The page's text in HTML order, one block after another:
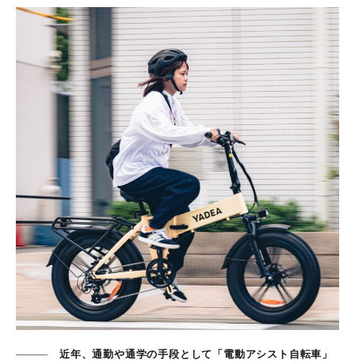
近年、通勤や通学の手段として「電動アシスト自転車」